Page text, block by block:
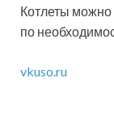
Котлеты можно
по
vkuso.ru